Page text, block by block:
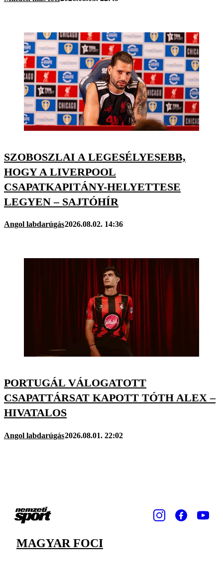
SZOBOSZLAI A LEGESÉLYESEBB,
HOGY A LIVERPOOL
CSAPATKAPITÁNY-HELYETTESE
LEGYEN – SAJTÓHÍR
Angol labdarúgás2026.08.02. 14:36
PORTUGÁL VÁLOGATOTT
CSAPATTÁRSAT KAPOTT TÓTH ALEX –
HIVATALOS
Angol labdarúgás2026.08.01. 22:02
MAGYAR FOCI